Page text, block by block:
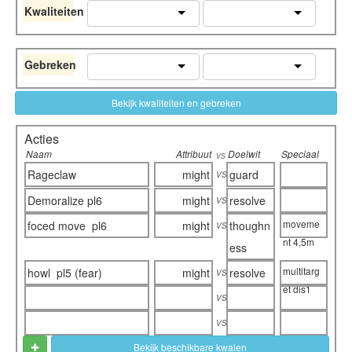
Kwaliteiten
Gebreken
Bekijk kwaliteiten en gebreken
Acties
Naam Attribuut vs Doelwit Speciaal
Rageclaw might vs guard
Demoralize pl6
might vs resolve
foced move pl6
might vs thoughn
ess
moveme
nt 4,5m
howl pl5 (fear) might vs resolve
multitarg
et dis1
vs
vs
Bekijk beschikbare kwalen